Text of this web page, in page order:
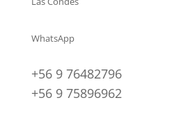
WhatsApp
+56 9 76482796
+56 9 75896962